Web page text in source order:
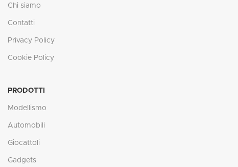
Chi siamo
Contatti
Privacy Policy
Cookie Policy
PRODOTTI
Modellismo
Automobili
Giocattoli
Gadgets